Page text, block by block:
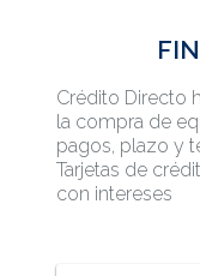
Crédito Directo
la compra de
pagos, plazo y
Tarjetas de
con intereses